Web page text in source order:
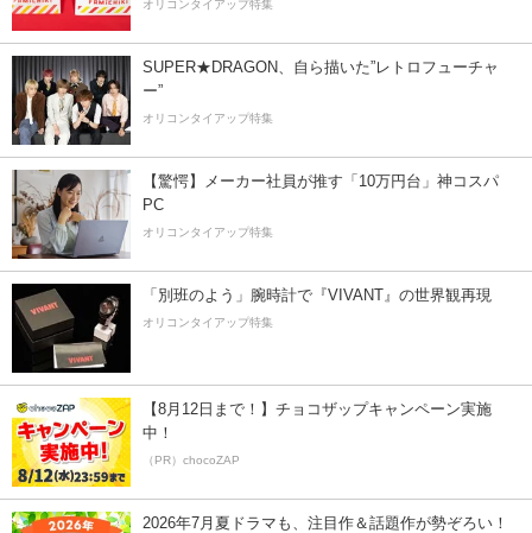
オリコンタイアップ特集
SUPER★DRAGON、自ら描いた”レトロフューチャ
ー”
オリコンタイアップ特集
【驚愕】メーカー社員が推す「10万円台」神コスパ
PC
オリコンタイアップ特集
「別班のよう」腕時計で『VIVANT』の世界観再現
オリコンタイアップ特集
【8月12日まで！】チョコザップキャンペーン実施
中！
（PR）chocoZAP
2026年7月夏ドラマも、注目作＆話題作が勢ぞろい！